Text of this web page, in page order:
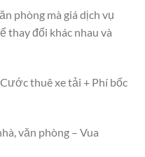
phòng mà giá dịch vụ
thay đổi khác nhau và
thuê xe tải + Phí bốc
văn phòng – Vua